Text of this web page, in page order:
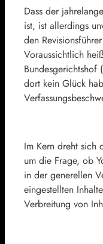
Dass der
ist, ist allerdings
den
Voraussichtlich
dort kein Glück
Im Kern dreht sich
um die Frage, ob
in der generellen
eingestellten
Verbreitung von